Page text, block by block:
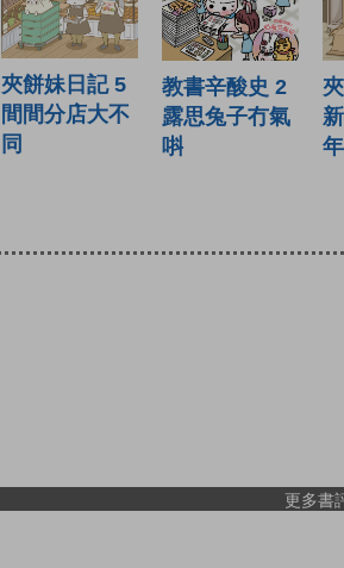
夾餅妹日記 5
間間分店大不
同
教書辛酸史 2
露思兔子冇氣
唞
年
更多書